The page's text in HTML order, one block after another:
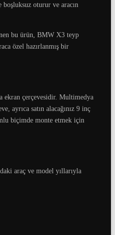
boşluksuz oturur ve aracın
bu ürün, BMW X3 teyp
özel hazırlanmış bir
ekran çerçevesidir. Multimedya
ayrıca satın alacağınız 9 inç
biçimde monte etmek için
araç ve model yıllarıyla